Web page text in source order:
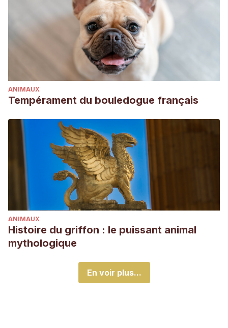
ANIMAUX
Tempérament du bouledogue français
ANIMAUX
Histoire du griffon : le puissant animal
mythologique
En voir plus...